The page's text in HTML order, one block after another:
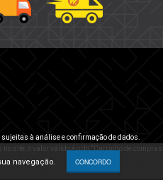
navegação. CONCORDO
à análise e confirmação de dados.
site, o valor válido é o do “Carrinho de compras”.